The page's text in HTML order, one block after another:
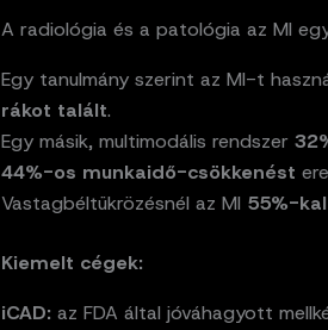
A radiológia és a patológia az MI
Egy tanulmány szerint az MI-t
rákot talált.
Egy másik, multimodális rendszer
44%-os munkaidő-csökkenést
Vastagbéltükrözésnél az MI 55%-
Kiemelt cégek:
iCAD: az FDA által jóváhagyott